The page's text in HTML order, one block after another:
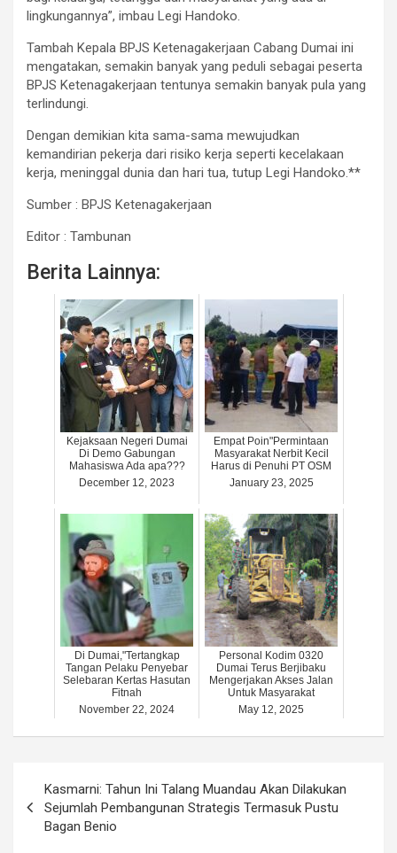
lingkungannya”, imbau Legi Handoko.
Tambah Kepala BPJS Ketenagakerjaan Cabang Dumai ini
mengatakan, semakin banyak yang peduli sebagai peserta
BPJS Ketenagakerjaan tentunya semakin banyak pula yang
terlindungi.
Dengan demikian kita sama-sama mewujudkan
kemandirian pekerja dari risiko kerja seperti kecelakaan
kerja, meninggal dunia dan hari tua, tutup Legi Handoko.**
Sumber : BPJS Ketenagakerjaan
Editor : Tambunan
Berita Lainnya:
Kejaksaan Negeri Dumai
Di Demo Gabungan
Mahasiswa Ada apa???
December 12, 2023
Empat Poin"Permintaan
Masyarakat Nerbit Kecil
Harus di Penuhi PT OSM
January 23, 2025
Di Dumai,"Tertangkap
Tangan Pelaku Penyebar
Selebaran Kertas Hasutan
Fitnah
November 22, 2024
Personal Kodim 0320
Dumai Terus Berjibaku
Mengerjakan Akses Jalan
Untuk Masyarakat
May 12, 2025
navigation
Kasmarni: Tahun Ini Talang Muandau Akan Dilakukan
Sejumlah Pembangunan Strategis Termasuk Pustu
Bagan Benio